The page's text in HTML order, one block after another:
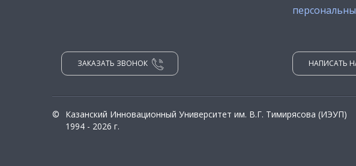
ЗАКАЗАТЬ ЗВОНОК НАПИСАТЬ
©
Казанский Инновационный Университет им. В.Г. Тимирясова (ИЭУП)
1994 - 2026 г.